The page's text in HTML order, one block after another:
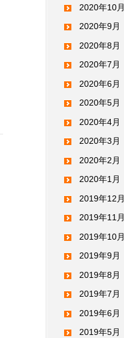
2020年10月
2020年9月
2020年8月
2020年7月
2020年6月
2020年5月
2020年4月
2020年3月
2020年2月
2020年1月
2019年12月
2019年11月
2019年10月
2019年9月
2019年8月
2019年7月
2019年6月
2019年5月